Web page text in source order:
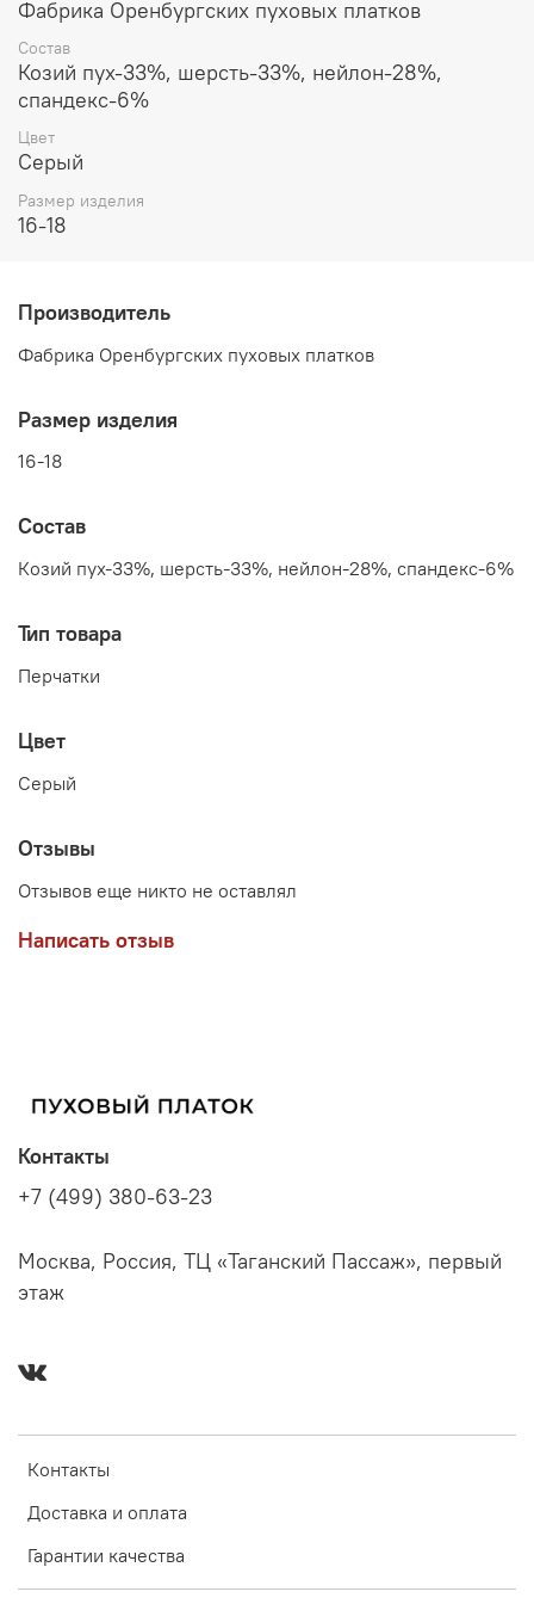
Благодаря эластану данные перчатки отлично сядут на
имеет узор, который украсит ваше запястье, мягко
облегая его.
Фабрика Оренбургских пуховых платков
Состав
Козий пух-33%, шерсть-33%, нейлон-28%,
спандекс-6%
Цвет
Серый
Размер изделия
16-18
Производитель
Фабрика Оренбургских пуховых платков
Размер изделия
16-18
Состав
Козий пух-33%, шерсть-33%, нейлон-28%, спандекс-6%
Тип товара
Перчатки
Цвет
Серый
Отзывы
Отзывов еще никто не оставлял
Написать отзыв
Контакты
Доставка и оплата
Гарантии качества
Контакты
+7 (499) 380-63-23
Москва, Россия, ТЦ «Таганский Пассаж», первый
этаж